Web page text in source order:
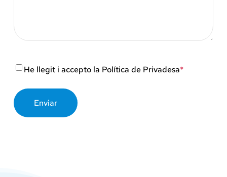
Consentimiento*
He llegit i accepto la Política de Privadesa*